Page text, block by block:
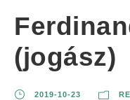
(jogász)
2019-10-23